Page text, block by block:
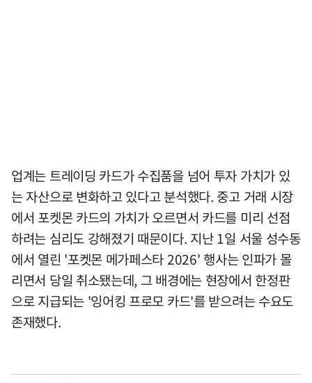
업계는 트레이딩 카드가 수집품을 넘어 투자 가치가 있
는 자산으로 변화하고 있다고 분석했다. 중고 거래 시장
에서 포켓몬 카드의 가치가 오르면서 카드를 미리 선점
하려는 심리도 강해졌기 때문이다. 지난 1일 서울 성수동
에서 열린 '포켓몬 메가페스타 2026' 행사는 인파가 몰
리면서 당일 취소됐는데, 그 배경에는 현장에서 한정판
으로 지급되는 '잉어킹 프로모 카드'를 받으려는 수요도
존재했다.